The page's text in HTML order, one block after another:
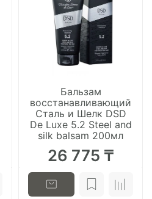
Бальзам
восстанавливающий
Сталь и Шелк DSD
De Luxe 5.2 Steel and
silk balsam 200мл
26 775 ₸